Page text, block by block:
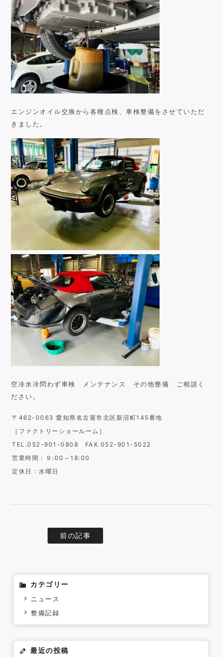
エンジンオイル交換から各種点検、車検整備をさせていただ
きました。
空冷水冷問わず車検 メンテナンス その他整備 ご相談く
ださい。
〒462-0063 愛知県名古屋市北区新沼町145番地
［ファクトリーショールーム］
TEL.052-901-0808 FAX.052-901-5022
営業時間：９:00～18:00
定休日：水曜日
前の記事
カテゴリー
ニュース
整備記録
最近の投稿